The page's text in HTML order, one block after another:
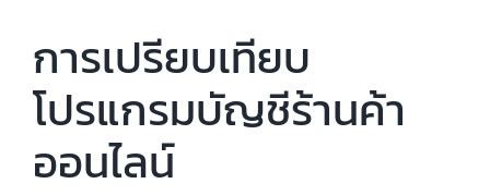
การเปรียบเทียบ
โปรแกรมบัญชีร้านค้า
ออนไลน์